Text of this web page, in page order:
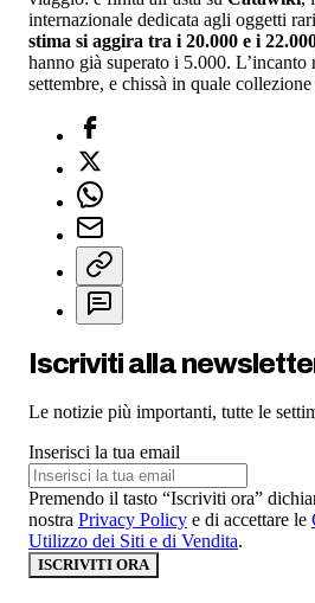
internazionale dedicata agli oggetti
stima si aggira tra i 20.000 e i
hanno già superato i 5.000. L’incanto
settembre, e chissà in quale
Iscriviti alla
Le notizie più importanti, tutte le
Inserisci la tua email
Premendo il tasto “Iscriviti ora”
nostra Privacy Policy e di accettare le
Utilizzo dei Siti e di Vendita.
ISCRIVITI ORA